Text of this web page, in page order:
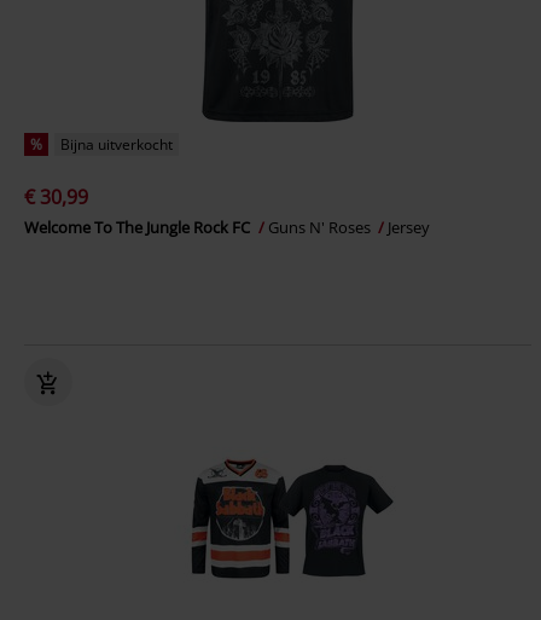
% Bijna uitverkocht
€ 30,99
Welcome To The Jungle Rock FC Guns N' Roses Jersey